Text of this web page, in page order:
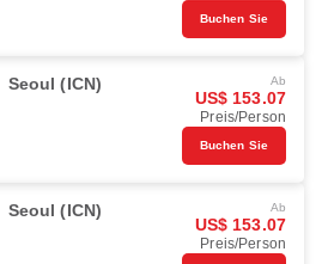
Buchen Sie
Seoul (ICN) Ab
US$ 153.07
Preis/Person
Buchen Sie
Seoul (ICN) Ab
US$ 153.07
Preis/Person